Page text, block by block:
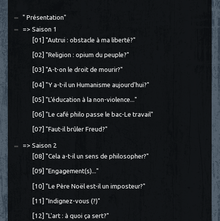
" Présentation"
=> Saison 1
[01] "Autrui : obstacle à ma liberté?"
[02] "Religion : opium du peuple?"
[03] "A-t-on le droit de mourir?"
[04] "Y a-t-il un Humanisme aujourd'hui?"
[05] "L'éducation à la non-violence..."
[06] "Le café philo passe le bac-Le travail"
[07] "Faut-il brûler Freud?"
=> Saison 2
[08] "Cela a-t-il un sens de philosopher?"
[09] "Engagement(s)..."
[10] "Le Père Noël est-il un imposteur?"
[11] "Indignez-vous (?)"
[12] "L'art : à quoi ça sert?"